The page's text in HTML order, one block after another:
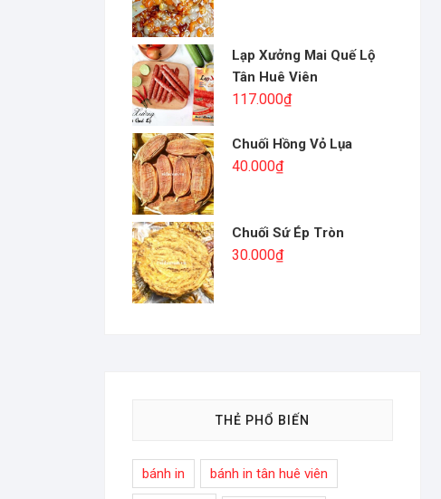
Lạp Xưởng Mai Quế Lộ
Tân Huê Viên
117.000₫
Chuối Hồng Vỏ Lụa
40.000₫
Chuối Sứ Ép Tròn
30.000₫
THẺ PHỔ BIẾN
bánh in bánh in tân huê viên